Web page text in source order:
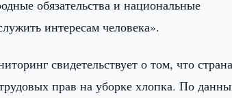
обязательства и национальные
интересам человека».
свидетельствует о том, что страна
прав на уборке хлопка. По